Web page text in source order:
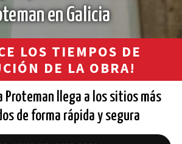
en Galicia
LOS TIEMPOS DE
DE LA OBRA!
Proteman llega a los sitios más
de forma rápida y segura